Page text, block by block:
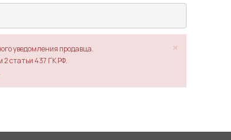
×
уведомления продавца.
2 статьи 437 ГК РФ.